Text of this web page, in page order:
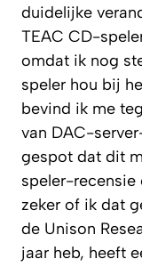
duidelijke
TEAC CD-
omdat ik nog
speler hou bij
bevind ik me
van DAC-
gespot dat dit
speler-
zeker of ik dat
de Unison
jaar heb, heeft